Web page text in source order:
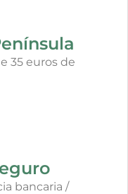
35 euros de
bancaria /